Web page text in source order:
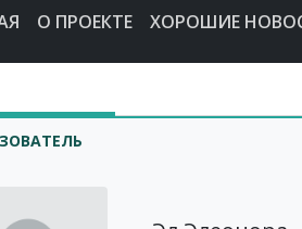
О ПРОЕКТЕ ХОРОШИЕ